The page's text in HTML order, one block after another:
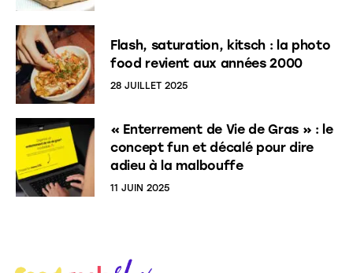
Flash, saturation, kitsch : la photo
food revient aux années 2000
28 JUILLET 2025
« Enterrement de Vie de Gras » : le
concept fun et décalé pour dire
adieu à la malbouffe
11 JUIN 2025